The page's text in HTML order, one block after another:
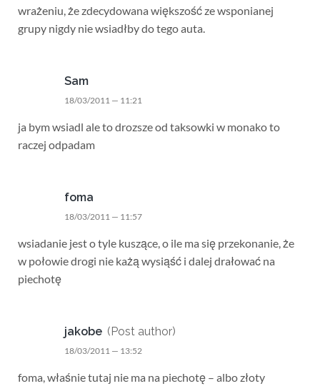
wrażeniu, że zdecydowana większość ze wsponianej
grupy nigdy nie wsiadłby do tego auta.
Sam
18/03/2011 — 11:21
ja bym wsiadl ale to drozsze od taksowki w monako to
raczej odpadam
foma
18/03/2011 — 11:57
wsiadanie jest o tyle kuszące, o ile ma się przekonanie, że
w połowie drogi nie każą wysiąść i dalej drałować na
piechotę
jakobe (Post author)
18/03/2011 — 13:52
foma, właśnie tutaj nie ma na piechotę – albo złoty